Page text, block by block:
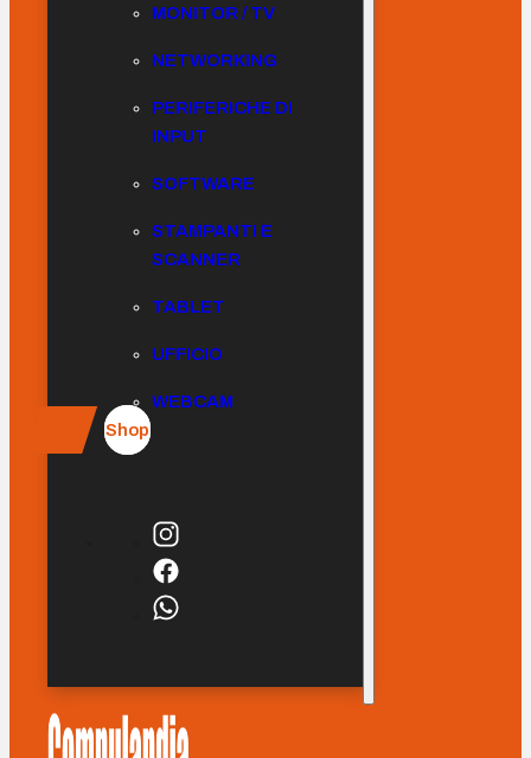
MONITOR / TV
NETWORKING
PERIFERICHE DI
INPUT
SOFTWARE
STAMPANTI E
SCANNER
TABLET
UFFICIO
WEBCAM
Shop